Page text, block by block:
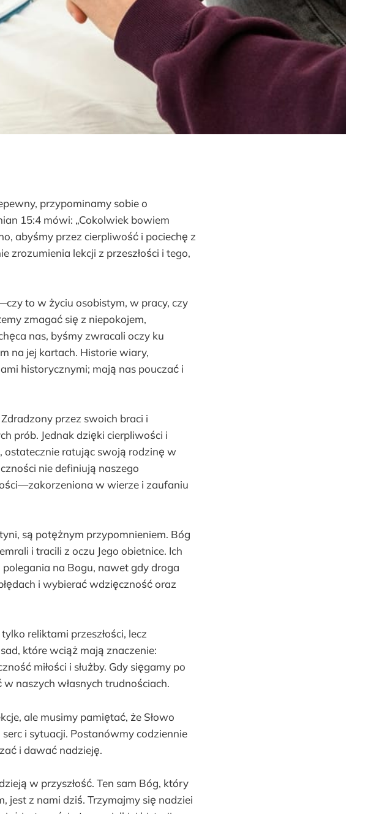
przypominamy sobie o
15:4 mówi: „Cokolwiek bowiem
abyśmy przez cierpliwość i pociechę z
zrozumienia lekcji z przeszłości i tego,
to w życiu osobistym, w pracy, czy
zmagać się z niepokojem,
nas, byśmy zwracali oczy ku
na jej kartach. Historie wiary,
historycznymi; mają nas pouczać i
przez swoich braci i
prób. Jednak dzięki cierpliwości i
ostatecznie ratując swoją rodzinę w
nie definiują naszego
w wierze i zaufaniu
są potężnym przypomnieniem. Bóg
i tracili z oczu Jego obietnice. Ich
na Bogu, nawet gdy droga
i wybierać wdzięczność oraz
reliktami przeszłości, lecz
które wciąż mają znaczenie:
miłości i służby. Gdy sięgamy po
naszych własnych trudnościach.
ale musimy pamiętać, że Słowo
i sytuacji. Postanówmy codziennie
i dawać nadzieję.
w przyszłość. Ten sam Bóg, który
jest z nami dziś. Trzymajmy się nadziei